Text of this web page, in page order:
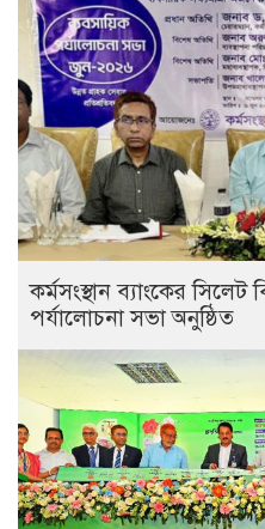
কর্মসংস্থান ব্যাংকের সিলেট
পর্যালোচনা সভা অনুষ্ঠিত